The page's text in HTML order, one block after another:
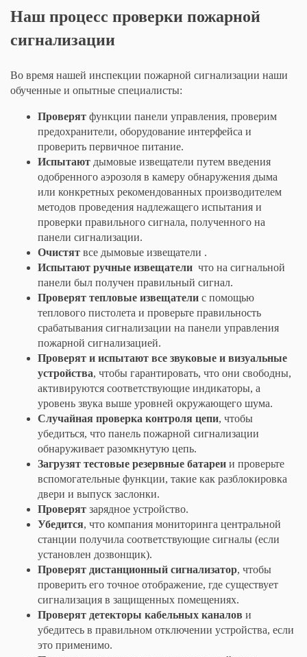
Наш процесс проверки пожарной
сигнализации
Во время нашей инспекции пожарной сигнализации наши
обученные и опытные специалисты:
Проверят функции панели управления, проверим
предохранители, оборудование интерфейса и
проверить первичное питание.
Испытают дымовые извещатели путем введения
одобренного аэрозоля в камеру обнаружения дыма
или конкретных рекомендованных производителем
методов проведения надлежащего испытания и
проверки правильного сигнала, полученного на
панели сигнализации.
Очистят все дымовые извещатели .
Испытают ручные извещатели что на сигнальной
панели был получен правильный сигнал.
Проверят тепловые извещатели с помощью
теплового пистолета и проверьте правильность
срабатывания сигнализации на панели управления
пожарной сигнализацией.
Проверят и испытают все звуковые и визуальные
устройства, чтобы гарантировать, что они свободны,
активируются соответствующие индикаторы, а
уровень звука выше уровней окружающего шума.
Случайная проверка контроля цепи, чтобы
убедиться, что панель пожарной сигнализации
обнаруживает разомкнутую цепь.
Загрузят тестовые резервные батареи и проверьте
вспомогательные функции, такие как разблокировка
двери и выпуск заслонки.
Проверят зарядное устройство.
Убедится, что компания мониторинга центральной
станции получила соответствующие сигналы (если
установлен дозвонщик).
Проверят дистанционный сигнализатор, чтобы
проверить его точное отображение, где существует
сигнализация в защищенных помещениях.
Проверят детекторы кабельных каналов и
убедитесь в правильном отключении устройства, если
это применимо.